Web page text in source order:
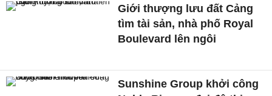
Giới thượng lưu đất Cảng
tìm tài sản, nhà phố Royal
Boulevard lên ngôi
Sunshine Group khởi công